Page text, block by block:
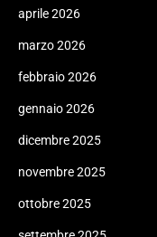
aprile 2026
marzo 2026
febbraio 2026
gennaio 2026
dicembre 2025
novembre 2025
ottobre 2025